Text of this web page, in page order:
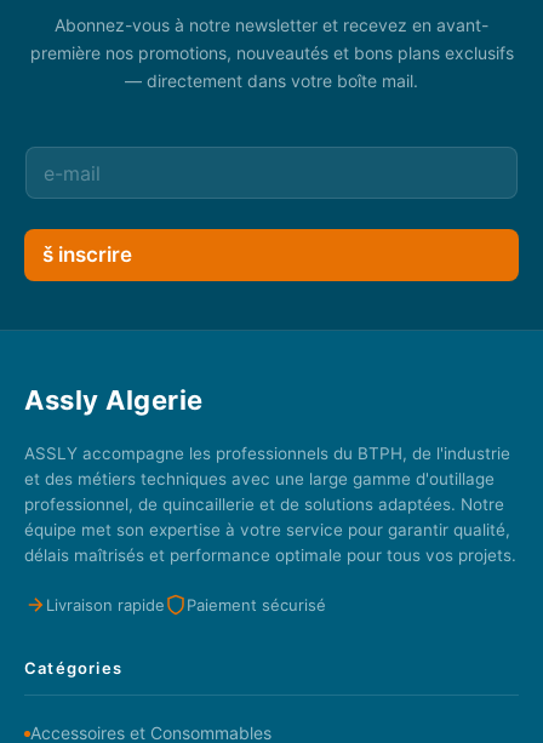
Abonnez-vous à notre newsletter et recevez en avant-
première nos promotions, nouveautés et bons plans exclusifs
— directement dans votre boîte mail.
š inscrire
Assly Algerie
ASSLY accompagne les professionnels du BTPH, de l'industrie
et des métiers techniques avec une large gamme d'outillage
professionnel, de quincaillerie et de solutions adaptées. Notre
équipe met son expertise à votre service pour garantir qualité,
délais maîtrisés et performance optimale pour tous vos projets.
Livraison rapide Paiement sécurisé
Catégories
Accessoires et Consommables